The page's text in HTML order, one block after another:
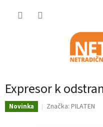
Expresor k
Novinka Značka: PILATEN